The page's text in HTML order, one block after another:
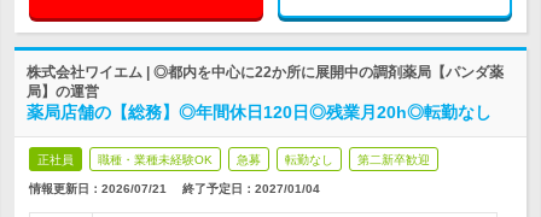
株式会社ワイエム | ◎都内を中心に22か所に展開中の調剤薬局【パンダ薬
局】の運営
薬局店舗の【総務】◎年間休日120日◎残業月20h◎転勤なし
正社員 職種・業種未経験OK 急募 転勤なし 第二新卒歓迎
情報更新日：2026/07/21 終了予定日： 2027/01/04